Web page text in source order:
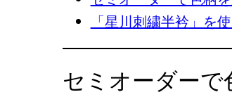
「星川刺繍半衿」を
セミオーダーで